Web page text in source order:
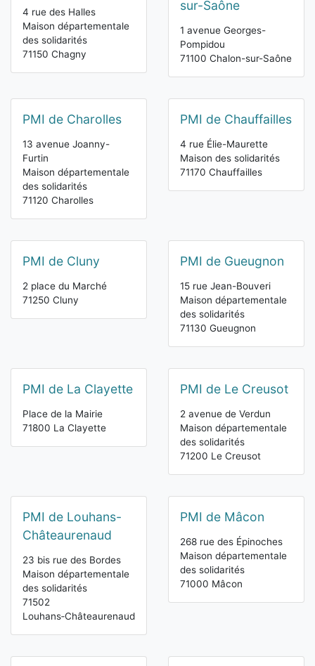
4 rue des Halles
Maison départementale
des solidarités
71150 Chagny
sur-Saône
1 avenue Georges-
Pompidou
71100 Chalon-sur-Saône
PMI de Charolles
13 avenue Joanny-
Furtin
Maison départementale
des solidarités
71120 Charolles
PMI de Chauffailles
4 rue Élie-Maurette
Maison des solidarités
71170 Chauffailles
PMI de Cluny
2 place du Marché
71250 Cluny
PMI de Gueugnon
15 rue Jean-Bouveri
Maison départementale
des solidarités
71130 Gueugnon
PMI de La Clayette
Place de la Mairie
71800 La Clayette
PMI de Le Creusot
2 avenue de Verdun
Maison départementale
des solidarités
71200 Le Creusot
PMI de Louhans-
Châteaurenaud
23 bis rue des Bordes
Maison départementale
des solidarités
71502
Louhans‑Châteaurenaud
PMI de Mâcon
268 rue des Épinoches
Maison départementale
des solidarités
71000 Mâcon